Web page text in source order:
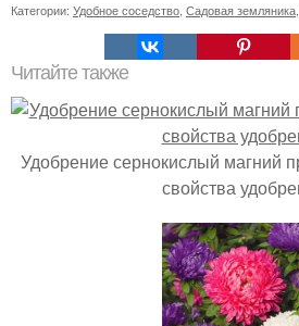
Категории: Удобное соседство, Садовая земляника,
Читайте также
Удобрение сернокислый магний
свойства